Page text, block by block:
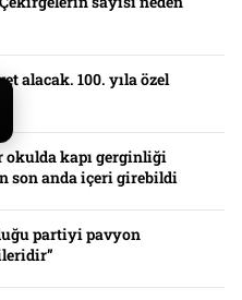
alacak. 100. yıla özel
okulda kapı gerginliği
son anda içeri girebildi
partiyi pavyon